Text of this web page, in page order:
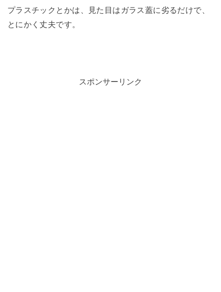
プラスチックとかは、見た目はガラス蓋に劣るだけで、
とにかく丈夫です。
スポンサーリンク